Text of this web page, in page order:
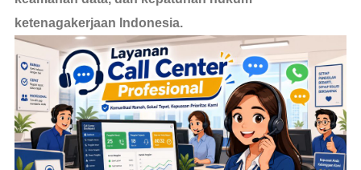
ketenagakerjaan Indonesia.